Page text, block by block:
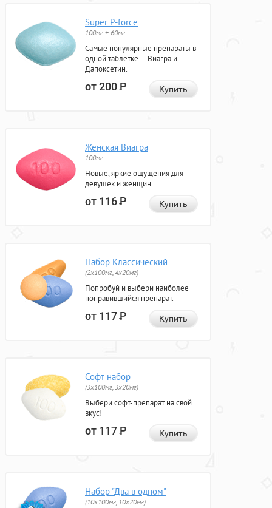
Super P-force
100мг + 60мг
Самые популярные препараты в
одной таблетке — Виагра и
Дапоксетин.
от 200Р Купить
Женская Виагра
100мг
Новые, яркие ощущения для
девушек и женщин.
от 116Р Купить
Набор Классический
(2x100мг, 4x20мг)
Попробуй и выбери наиболее
понравившийся препарат.
от 117Р Купить
Софт набор
(3x100мг, 3x20мг)
Выбери софт-препарат на свой
вкус!
от 117Р Купить
Набор "Два в одном"
(10x100мг, 10x20мг)